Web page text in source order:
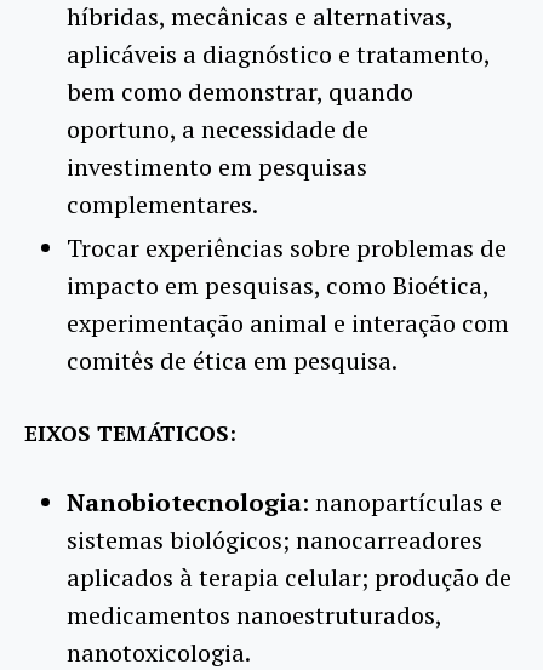
híbridas, mecânicas e alternativas,
aplicáveis a diagnóstico e tratamento,
bem como demonstrar, quando
oportuno, a necessidade de
investimento em pesquisas
complementares.
Trocar experiências sobre problemas de
impacto em pesquisas, como Bioética,
experimentação animal e interação com
comitês de ética em pesquisa.
EIXOS TEMÁTICOS:
Nanobiotecnologia: nanopartículas e
sistemas biológicos; nanocarreadores
aplicados à terapia celular; produção de
medicamentos nanoestruturados,
nanotoxicologia.